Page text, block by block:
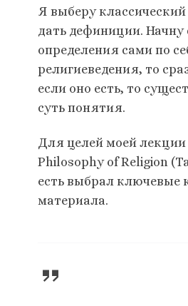
Я выберу
дать дефиниции. Начну
определения сами по
религиеведения, то
если оно есть, то
суть понятия.
Для целей моей лекции
Philosophy of Religion
есть выбрал ключевые
материала.